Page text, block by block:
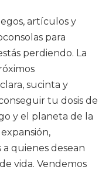
artículos y
para
perdiendo. La
sucinta y
tu dosis de
y el planeta de la
quienes desean
vida. Vendemos